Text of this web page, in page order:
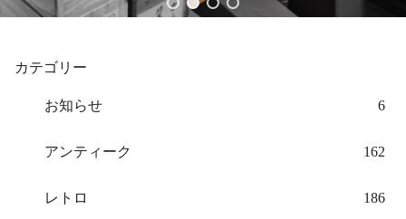
カテゴリー
お知らせ 6
アンティーク 162
レトロ 186